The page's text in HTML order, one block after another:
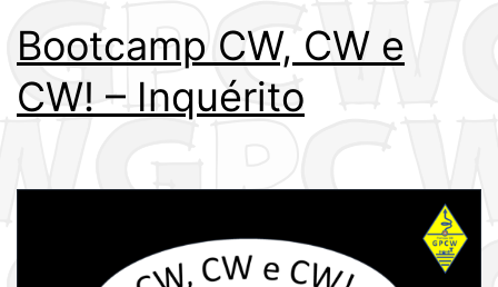
Bootcamp CW, CW e
CW! – Inquérito